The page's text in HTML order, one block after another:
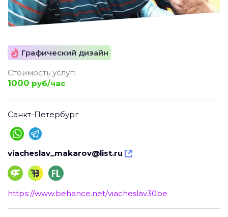
Графический дизайн
Стоимость услуг:
1000 руб/час
Санкт-Петербург
viacheslav_makarov@list.ru
https://www.behance.net/viacheslav30be